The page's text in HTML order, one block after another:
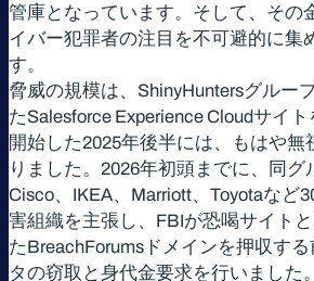
管庫となっています。そして、その
イバー犯罪者の注目を不可避的に集
す。
脅威の規模は、ShinyHuntersグルー
たSalesforce Experience Cloudサイ
開始した2025年後半には、もはや無
りました。2026年初頭までに、同グ
Cisco、IKEA、Marriott、Toyotaなど
害組織を主張し、FBIが恐喝サイト
たBreachForumsドメインを押収す
タの窃取と身代金要求を行いました